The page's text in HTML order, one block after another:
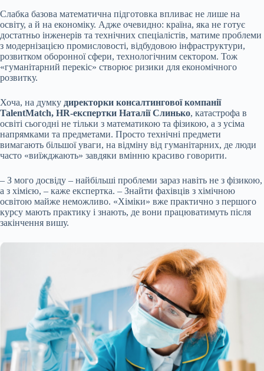
Слабка базова математична підготовка впливає не лише на
освіту, а й на економіку. Адже очевидно: країна, яка не готує
достатньо інженерів та технічних спеціалістів, матиме проблеми
з модернізацією промисловості, відбудовою інфраструктури,
розвитком оборонної сфери, технологічним сектором. Тож
«гуманітарний перекіс» створює ризики для економічного
розвитку.
Хоча, на думку директорки консалтингової компанії
TalentMatch, HR-експертки Наталії Слинько, катастрофа в
освіті сьогодні не тільки з математикою та фізикою, а з усіма
напрямками та предметами. Просто технічні предмети
вимагають більшої уваги, на відміну від гуманітарних, де люди
часто «виїжджають» завдяки вмінню красиво говорити.
– З мого досвіду – найбільші проблеми зараз навіть не з фізикою,
а з хімією, – каже експертка. – Знайти фахівців з хімічною
освітою майже неможливо. «Хіміки» вже практично з першого
курсу мають практику і знають, де вони працюватимуть після
закінчення вишу.